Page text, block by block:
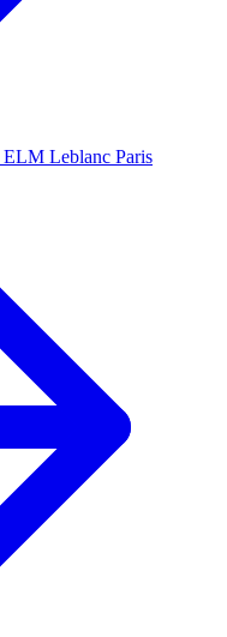
ELM Leblanc Paris